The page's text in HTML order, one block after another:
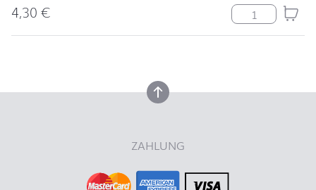
4,30€ Serviette Uni
nach oben
ZAHLUNG